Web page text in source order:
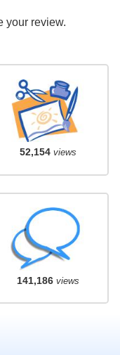
your review.
52,154views
141,186views